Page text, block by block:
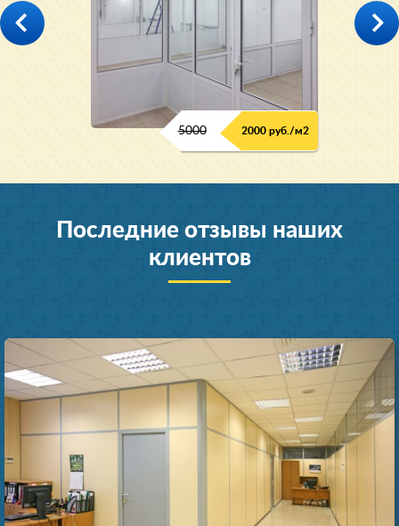
5000 2000 руб./м2
Последние отзывы наших
клиентов